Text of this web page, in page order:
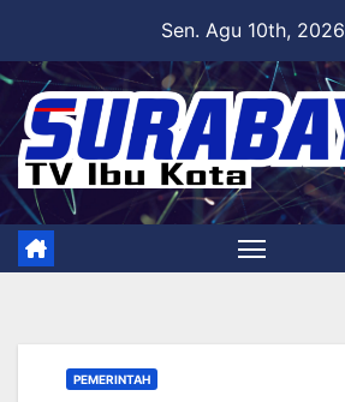
content
Sen. Agu 10th, 2026
PEMERINTAH